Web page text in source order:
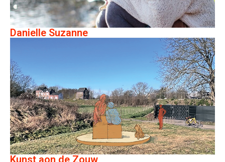
Danielle Suzanne
Kunst aon de Zouw